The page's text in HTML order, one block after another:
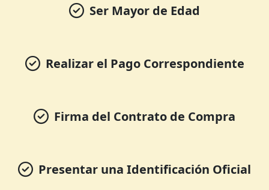
Ser Mayor de Edad
Realizar el Pago Correspondiente
Firma del Contrato de Compra
Presentar una Identificación Oficial